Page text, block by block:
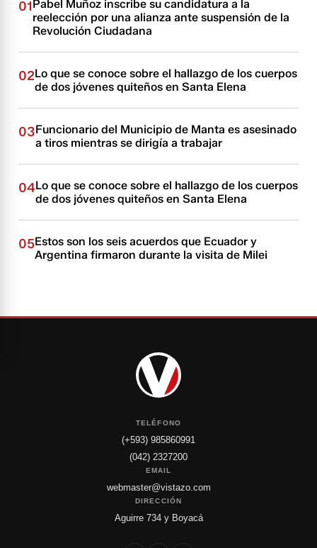
01Pabel Muñoz inscribe su candidatura a la
reelección por una alianza ante suspensión de la
Revolución Ciudadana
02Lo que se conoce sobre el hallazgo de los cuerpos
de dos jóvenes quiteños en Santa Elena
03Funcionario del Municipio de Manta es asesinado
a tiros mientras se dirigía a trabajar
04Lo que se conoce sobre el hallazgo de los cuerpos
de dos jóvenes quiteños en Santa Elena
05Estos son los seis acuerdos que Ecuador y
Argentina firmaron durante la visita de Milei
TELÉFONO
(+593) 985860991
(042) 2327200
EMAIL
webmaster@vistazo.com
DIRECCIÓN
Aguirre 734 y Boyacá